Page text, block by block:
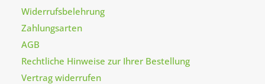
Widerrufsbelehrung
Zahlungsarten
AGB
Rechtliche Hinweise zur Ihrer Bestellung
Vertrag widerrufen